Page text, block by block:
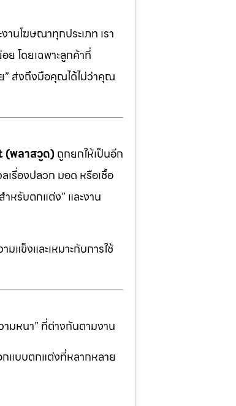
นโฆษณาทุกประเภท เรา
ย โดยเฉพาะลูกค้าที่
” ส่งถึงมือคุณได้ไม่ว่าคุณ
(พลาสวูด)ถูกยกให้เป็นอีก
รื่องปลวก มอด หรือเชื้อ
หรับตกแต่ง” และงาน
ข็งและเหมาะกับการใช้
มหนา” ที่ต่างกันตามงาน
กแบบตกแต่งที่หลากหลาย